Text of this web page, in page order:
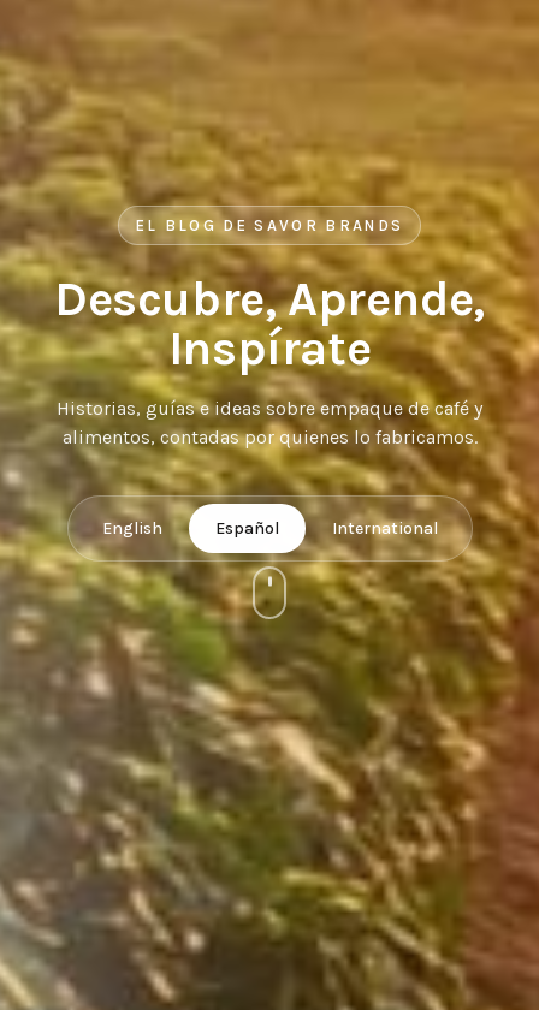
EL BLOG DE SAVOR BRANDS
Descubre, Aprende,
Inspírate
Historias, guías e ideas sobre empaque de café y
alimentos, contadas por quienes lo fabricamos.
English Español International